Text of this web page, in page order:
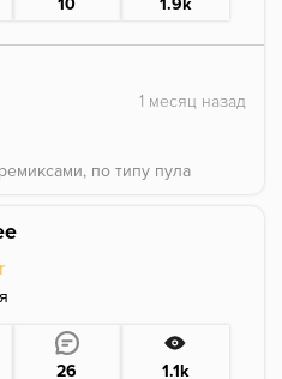
10 1.9k
по типу пула
в
встретишь. Она в
у сатира, у танжа,
снах).
со своей сочностью,
26 1.1k